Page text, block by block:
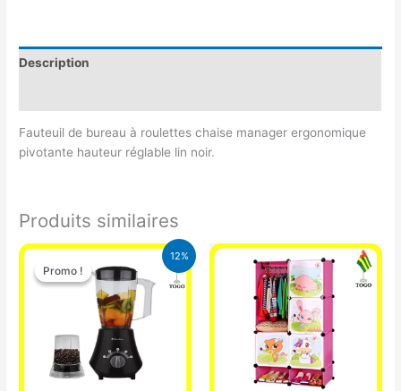
Description
Fauteuil de bureau à roulettes chaise manager ergonomique
pivotante hauteur réglable lin noir.
Produits similaires
12%
Promo !
Promo !
Le
prix
initial
était :
25.000 CFA.
Le
prix
actuel
est :